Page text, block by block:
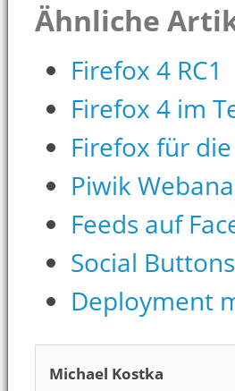
Ähnliche
Firefox 4 RC1
Firefox 4 im
Firefox für
Piwik
Feeds auf
Social
Deployment
Michael Kostka